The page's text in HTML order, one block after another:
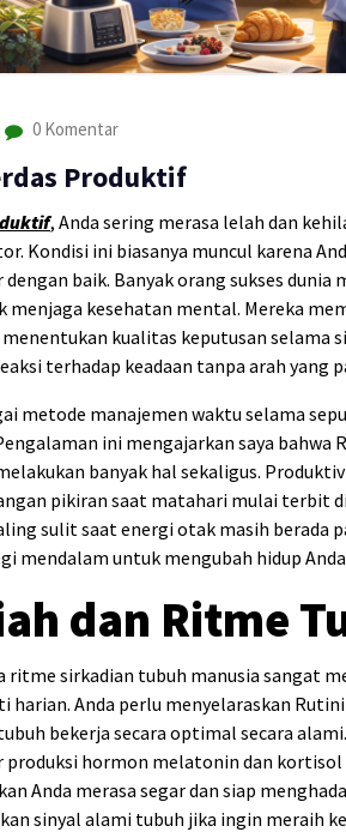
0 Komentar
Produktif
, Anda sering merasa lelah dan
Kondisi ini biasanya muncul karena
baik. Banyak orang sukses dunia
menjaga kesehatan mental. Mereka
kualitas keputusan selama
terhadap keadaan tanpa arah yang
metode manajemen waktu selama
ini mengajarkan saya bahwa
banyak hal sekaligus.
pikiran saat matahari mulai terbit
sulit saat energi otak masih berada
mendalam untuk mengubah hidup
dan Ritme
ritme sirkadian tubuh manusia sangat
harian. Anda perlu menyelaraskan
bekerja secara optimal secara
hormon melatonin dan kortisol
Anda merasa segar dan siap
sinyal alami tubuh jika ingin meraih